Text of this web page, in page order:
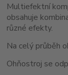
Multiefektní
obsahuje
různé efekty.
Na celý průběh
Ohňostroj se